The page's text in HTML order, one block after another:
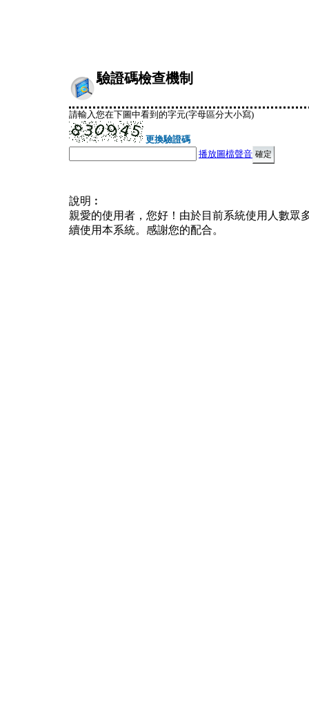
驗證碼檢查機制
請輸入您在下圖中看到的字元(字母區分大小寫)
更換驗證碼
播放圖檔聲音
說明︰
親愛的使用者，您好！由於目前系統使用人數眾
續使用本系統。感謝您的配合。